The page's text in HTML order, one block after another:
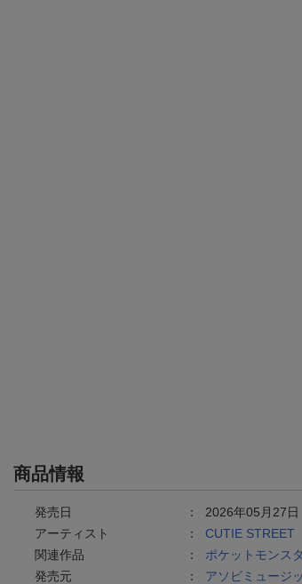
商品情報
発売日 ： 2026年05月27日
アーティスト
： CUTIE STREET
関連作品
： ポケットモンス
発売元
： アソビミュージ